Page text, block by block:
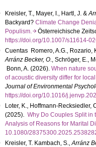
Kreisler, T., Mayer, I., Hartl, J. &
Backyard? Climate Change
Populism.Österreichische
https://doi.org/10.1007/s11614-
Cuentas Romero, A.G., Rozario,
Arránz Becker, O., Schröger, E.,
Bonn, A. (2026). When nature
of acoustic diversity differ for
Journal of Environmental
https://doi.org/10.1016/
Loter, K., Hoffmann-Recksiedler,
(2025). Why Do Couples Split in
Analysis of Reasons for Marital
10.1080/
Kreisler, T. Kambach, S., Arránz